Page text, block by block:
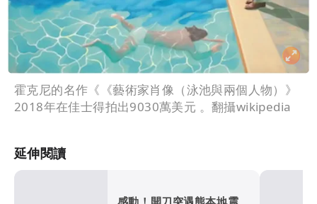
霍克尼的名作《《藝術家肖像（泳池與兩個人物）》
2018年在佳士得拍出9030萬美元 。翻攝wikipedia
延伸閱讀
感動！開刀突遇熊本地震